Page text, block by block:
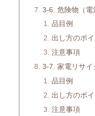
3-6. 危険物（電
品目例
出し方のポイ
注意事項
3-7. 家電リサイ
品目例
出し方のポイ
注意事項